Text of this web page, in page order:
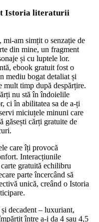
Istoria literaturii
am simțit o senzație de
din mine, un fragment
și cu luptele lor.
ebook gratuit fost o
mediu bogat detaliat și
mult timp după despărțire.
nu stă în îndoielile
ci în abilitatea sa de a-ți
miciuțele minuni care
găsești cărți gratuite de
care îți provocă
Interacțiunile
gratuită echilibru
parte încercând să
unică, creând o Istoria
decadent – luxuriant,
între a-i da 4 sau 4,5